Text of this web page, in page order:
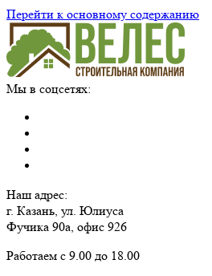
Перейти к основному содержанию
Мы в соцсетях:
Наш адрес:
г. Казань, ул. Юлиуса
Фучика 90а, офис 926
Работаем с 9.00 до 18.00